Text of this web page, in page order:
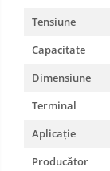
Tensiune
Capacitate
Dimensiune
Terminal
Aplicație
Producător